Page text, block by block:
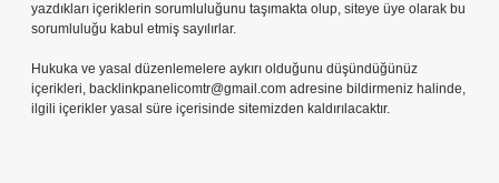
yazdıkları içeriklerin sorumluluğunu taşımakta olup, siteye üye olarak bu
sorumluluğu kabul etmiş sayılırlar.
Hukuka ve yasal düzenlemelere aykırı olduğunu düşündüğünüz
içerikleri, backlinkpanelicomtr@gmail.com adresine bildirmeniz halinde,
ilgili içerikler yasal süre içerisinde sitemizden kaldırılacaktır.